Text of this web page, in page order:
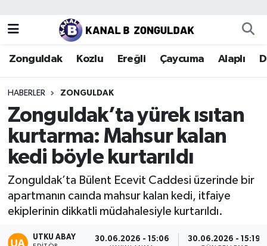
Zonguldak Kozlu Ereğli Çaycuma Alaplı
HABERLER ZONGULDAK
Zonguldak’ta yürek ısıtan
kurtarma: Mahsur kalan
kedi böyle kurtarıldı
Zonguldak’ta Bülent Ecevit Caddesi üzerinde bir
apartmanın caında mahsur kalan kedi, itfaiye
ekiplerinin dikkatli müdahalesiyle kurtarıldı.
UTKU ABAY 30.06.2026 - 15:06 30.06.2026 - 15:19
Zonguldak
Kozlu
Çaycuma
Alaplı
Devrek
Zonguldak Nöbetçi Eczaneler
Zonguldak Hava Durumu
Zonguldak Trafik Yoğunluk Haritası
Puan Durumu ve Fikstür
Tüm Manşetler
Son Dakika Haberleri